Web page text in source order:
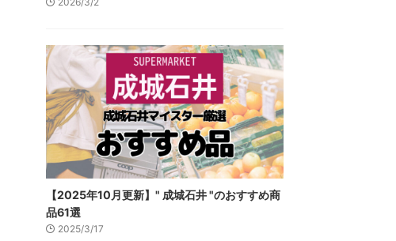
【2025年10月更新】" 成城石井 "のおすすめ商
品61選
2025/3/17